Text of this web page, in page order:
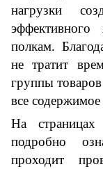
нагрузки
полкам.
не тратит
группы
все
На страницах
подробно
проходит